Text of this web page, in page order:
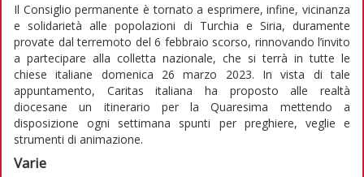
Il Consiglio permanente è tornato a esprimere, infine, vicinanza
e solidarietà alle popolazioni di Turchia e Siria, duramente
provate dal terremoto del 6 febbraio scorso, rinnovando l’invito
a partecipare alla colletta nazionale, che si terrà in tutte le
chiese italiane domenica 26 marzo 2023. In vista di tale
appuntamento, Caritas italiana ha proposto alle realtà
diocesane un itinerario per la Quaresima mettendo a
disposizione ogni settimana spunti per preghiere, veglie e
strumenti di animazione.
Varie